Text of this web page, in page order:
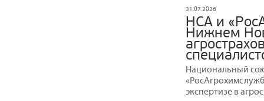
31.07.2026
НСА и
Нижнем
Национальный
экспертизе в